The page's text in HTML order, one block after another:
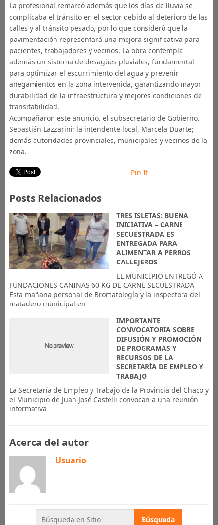
La profesional remarcó además que los días de lluvia se
complicaba el tránsito en el sector debido al deterioro de las
calles y al tránsito pesado, por lo que consideró que la
pavimentación representará una mejora significativa para
pacientes, trabajadores y vecinos. La obra contempla
además un sistema de desagües pluviales, fundamental
para optimizar el escurrimiento del agua y prevenir
anegamientos en la zona intervenida, garantizando mayor
durabilidad de la infraestructura y mejores condiciones de
transitabilidad.
Acompañaron este anuncio, el subsecretario de Gobierno,
Sebastián Lazzarini; la intendente local, Marcela Duarte;
demás autoridades provinciales, municipales y vecinos de la
zona.
Pin It
Posts Relacionados
TRES ISLETAS: BUENA
INICIATIVA – CARNE
SECUESTRADA ES
ENTREGADA PARA
ALIMENTAR A PERROS
CALLEJEROS
EL MUNICIPIO ENTREGÓ A
FUNDACIONES CANINAS 60 KG DE CARNE SECUESTRADA
Esta mañana personal de Bromatología y la inspectora del
matadero municipal en
IMPORTANTE
CONVOCATORIA SOBRE
DIFUSIÓN Y PROMOCIÓN
DE PROGRAMAS Y
RECURSOS DE LA
SECRETARÍA DE EMPLEO Y
TRABAJO
La Secretaría de Empleo y Trabajo de la Provincia del Chaco y
el Municipio de Juan José Castelli convocan a una reunión
informativa
Acerca del autor
Usuario